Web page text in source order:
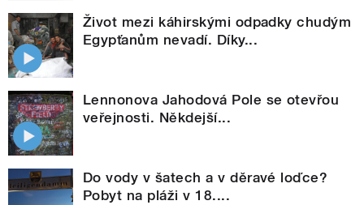
Život mezi káhirskými odpadky chudým
Egypťanům nevadí. Díky...
Lennonova Jahodová Pole se otevřou
veřejnosti. Někdejší...
Do vody v šatech a v děravé loďce?
Pobyt na pláži v 18....